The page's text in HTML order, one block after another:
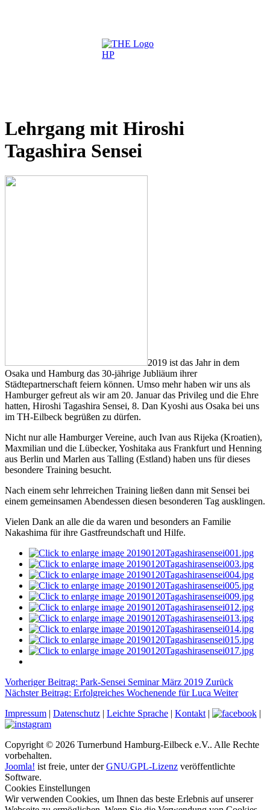
Lehrgang mit Hiroshi
Tagashira Sensei
2019 ist das Jahr in dem
Osaka und Hamburg das 30-jährige Jubliäum ihrer
Städtepartnerschaft feiern können. Umso mehr haben wir uns als
Hamburger gefreut als wir am 20. Januar das Privileg und die Ehre
hatten, Hiroshi Tagashira Sensei, 8. Dan Kyoshi aus Osaka bei uns
im TH-Eilbeck begrüßen zu dürfen.
Nicht nur alle Hamburger Vereine, auch Ivan aus Rijeka (Kroatien),
Maxmilian und die Lübecker, Yoshitaka aus Frankfurt und Henning
aus Berlin und Marlen aus Talling (Estland) haben uns für dieses
besondere Training besucht.
Nach einem sehr lehrreichen Training ließen dann mit Sensei bei
einem gemeinsamen Abendessen diesen besonderen Tag ausklingen.
Vielen Dank an alle die da waren und besonders an Familie
Nakashima für ihre Gastfreundschaft und Hilfe.
Vorheriger Beitrag: Park-Sensei Seminar März 2019 Zurück
Nächster Beitrag: Erfolgreiches Wochenende für Luca Weiter
Impressum | Datenschutz | Leichte Sprache | Kontakt | |
Copyright © 2026 Turnerbund Hamburg-Eilbeck e.V.. Alle Rechte
vorbehalten.
Joomla! ist freie, unter derGNU/GPL-Lizenz veröffentlichte
Software.
Cookies Einstellungen
Wir verwenden Cookies, um Ihnen das beste Erlebnis auf unserer